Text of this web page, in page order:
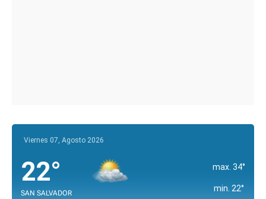
Viernes 07, Agosto 2026
22°
SAN SALVADOR
max. 34°
min. 22°